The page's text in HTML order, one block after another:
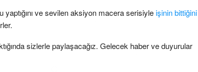
ve sevilen aksiyon macera serisiyleişinin bittiğini
sizlerle paylaşacağız. Gelecek haber ve duyurular